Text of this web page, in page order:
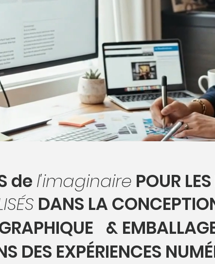
de l'imaginaire POUR
DANS LA
&
DES EXPÉRIENCES